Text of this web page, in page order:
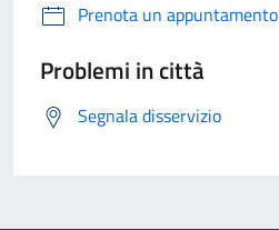
Prenota un appuntamento
Problemi in città
Segnala disservizio